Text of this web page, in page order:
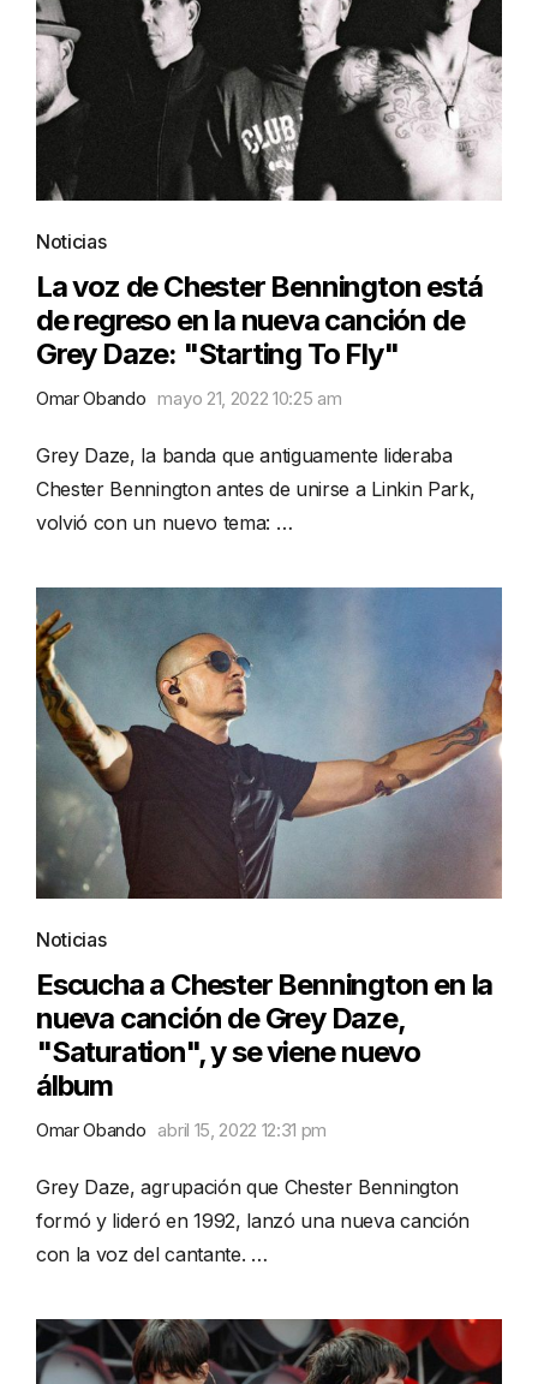
Noticias
La voz de Chester Bennington está
de regreso en la nueva canción de
Grey Daze: "Starting To Fly"
Omar Obando mayo 21, 2022 10:25 am
Grey Daze, la banda que antiguamente lideraba
Chester Bennington antes de unirse a Linkin Park,
volvió con un nuevo tema: …
Noticias
Escucha a Chester Bennington en la
nueva canción de Grey Daze,
"Saturation", y se viene nuevo
álbum
Omar Obando abril 15, 2022 12:31 pm
Grey Daze, agrupación que Chester Bennington
formó y lideró en 1992, lanzó una nueva canción
con la voz del cantante. …